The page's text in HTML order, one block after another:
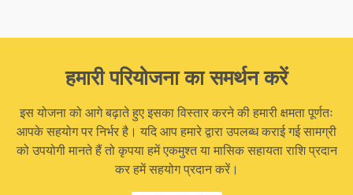
हमारी परियोजना का समर्थन करें
इस योजना को आगे बढ़ाते हुए इसका विस्तार करने की हमारी क्षमता पूर्णतः
आपके सहयोग पर निर्भर है। यदि आप हमारे द्वारा उपलब्ध कराई गई सामग्री
को उपयोगी मानते हैं तो कृपया हमें एकमुश्त या मासिक सहायता राशि प्रदान
कर हमें सहयोग प्रदान करें।